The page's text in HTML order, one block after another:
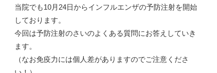
当院でも10月24日からインフルエンザの予防注射を開始
しております。
今回は予防注射のさいのよくある質問にお答えしていき
ます。
（なお免疫力には個人差がありますのでご注意くださ